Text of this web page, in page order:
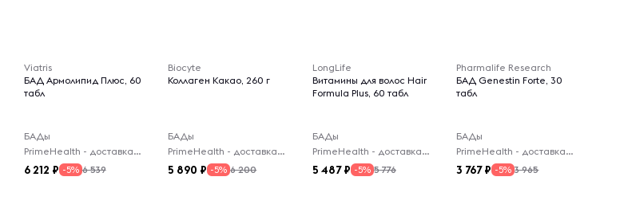
Viatris
БАД Армолипид Плюс, 60
табл
БАДы
PrimeHealth - доставка из-за рубежа
6 212 -5% 6 539
Biocyte
Коллаген Какао, 260 г
БАДы
PrimeHealth - доставка из-за рубежа
5 890 -5% 6 200
LongLife
Витамины для волос Hair
Formula Plus, 60 табл
БАДы
PrimeHealth - доставка из-за рубежа
5 487 -5% 5 776
Pharmalife Research
БАД Genestin Forte, 30
табл
БАДы
PrimeHealth - доставка из-за рубежа
3 767 -5% 3 965